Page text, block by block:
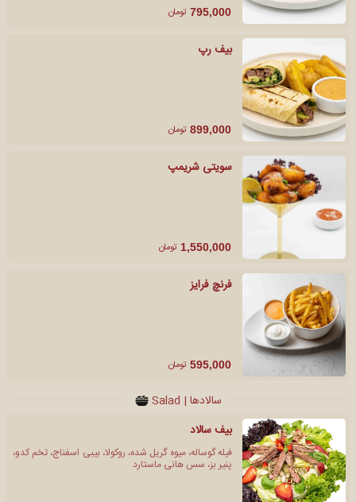
795,000 تومان
بیف رپ
899,000 تومان
سویتی شریمپ
1,550,000 تومان
فرنچ فرایز
595,000 تومان
سالادها | Salad
بیف سالاد
فیله گوساله، میوه گریل شده، روکولا، بیبی اسفناج، تخم کدو،
پنیر بز، سس هانی ماستارد